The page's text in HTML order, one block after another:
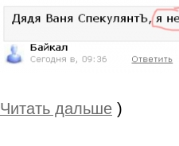
Читать дальше )